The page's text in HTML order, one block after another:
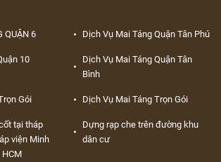
QUẬN 6 Dịch Vụ Mai Táng Quận Tân Phú
10
Dịch Vụ Mai Táng Quận Tân
Bình
Gói Dịch Vụ Mai Táng Trọn Gói
tại tháp
viện Minh
HCM
Dựng rạp che trên đường khu
dân cư